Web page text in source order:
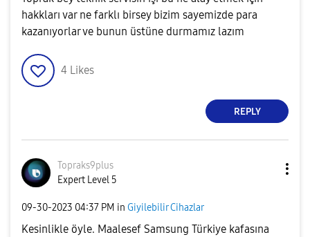
hakkları var ne farklı birsey bizim sayemizde para
kazanıyorlar ve bunun üstüne durmamız lazım
4 Likes
REPLY
Topraks9plus
Expert Level 5
‎09-30-2023 04:37 PM in Giyilebilir Cihazlar
Kesinlikle öyle. Maalesef Samsung Türkiye kafasına